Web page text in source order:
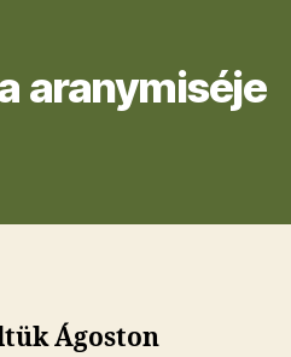
aranymiséje
Ágoston